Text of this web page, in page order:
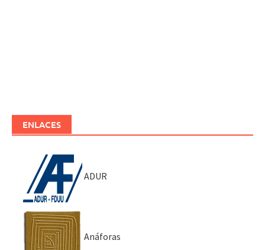
ENLACES
ADUR
Anáforas